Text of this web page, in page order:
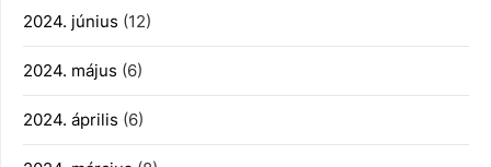
2024. június (12)
2024. május (6)
2024. április (6)